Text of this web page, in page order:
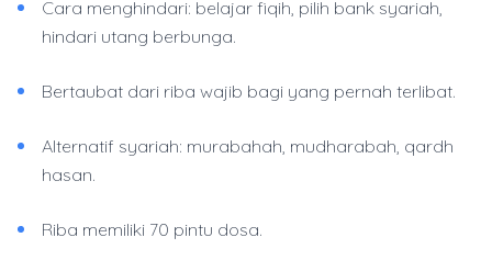
Cara menghindari: belajar fiqih, pilih bank syariah,
hindari utang berbunga.
Bertaubat dari riba wajib bagi yang pernah terlibat.
Alternatif syariah: murabahah, mudharabah, qardh
hasan.
Riba memiliki 70 pintu dosa.